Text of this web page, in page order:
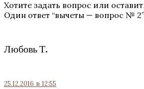
Хотите задать вопрос или
Один ответ “вычеты — вопрос № 2”
Любовь Т.
25.12.2016 в 12:55